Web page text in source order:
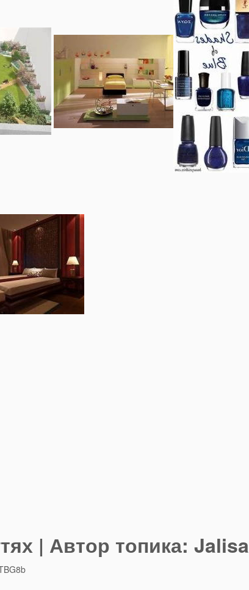
| Автор топика: Jalisa